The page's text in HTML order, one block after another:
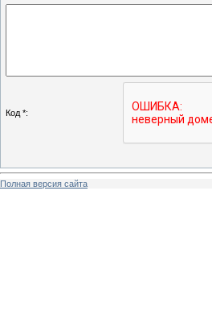
Код *:
Полная версия сайта